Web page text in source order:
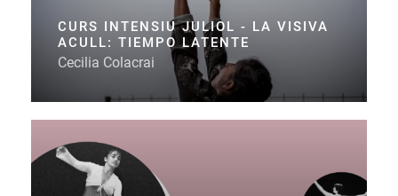
CURS INTENSIU JULIOL - LA VISIVA
ACULL: TIEMPO LATENTE
Cecilia Colacrai